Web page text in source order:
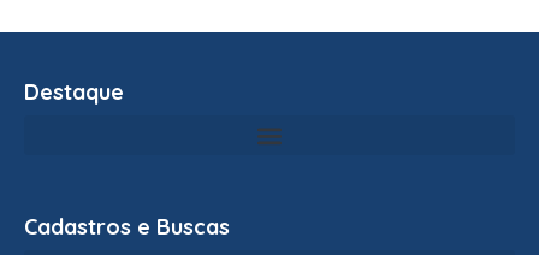
Destaque
Cadastros e Buscas